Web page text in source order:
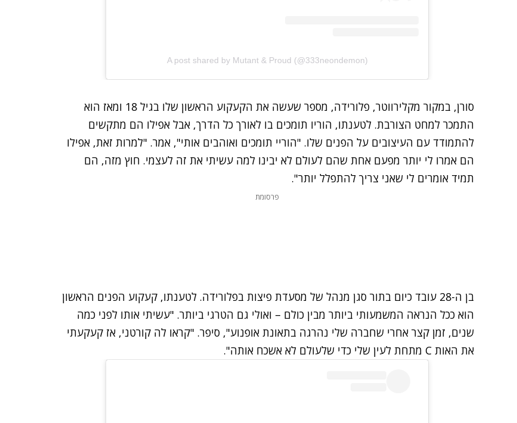
A post shared by Mutant & Proud (@333neondemon)
סורן, במקור מקלירווטר, פלורידה, מספר שעשה את הקעקוע הראשון שלו בגיל 18 ומאז הוא
התמכר למחט הצורבת. לטענתו, הוריו תומכים בו לאורך כל הדרך, אבל אפילו הם מתקשים
להתמודד עם העיצובים על הפנים שלו. "הוריי תומכים ואוהבים אותי", אמר. "למרות זאת, אפילו
הם אמרו לי יותר מפעם אחת שהם לעולם לא יבינו למה עשיתי את זה לעצמי. חוץ מזה, הם
תמיד אומרים לי שאני צריך להתפלל יותר".
פרסומת
בן ה-28 עובד כיום בתור סגן מנהל של מסעדת פיצות בפלורידה. לטענתו, קעקוע הפנים הראשון
הוא ככל הנראה המשמעותי ביותר מבין כולם – ואולי גם הטרגי ביותר. "עשיתי אותו לפני כמה
שנים, זמן קצר אחרי שחברה שלי נהרגה בתאונת אופנוע", סיפר. "קראו לה קורטני, אז קעקעתי
את האות C מתחת לעין שלי כדי שלעולם לא אשכח אותה".